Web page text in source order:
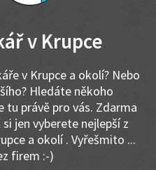
v Krupce
v Krupce a okolí? Nebo
Hledáte někoho
tu právě pro vás. Zdarma
jen vyberete nejlepší z
a okolí . Vyřešmito ...
firem :-)